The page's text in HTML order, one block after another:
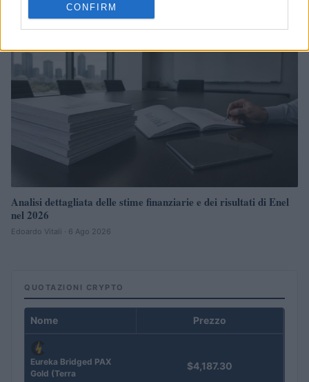
CONFIRM
Analisi dettagliata delle stime finanziarie e dei risultati di Enel
nel 2026
Edoardo Vitali · 6 Ago 2026
QUOTAZIONI CRYPTO
Nome Prezzo
Eureka Bridged PAX
Gold (Terra
$4,187.30